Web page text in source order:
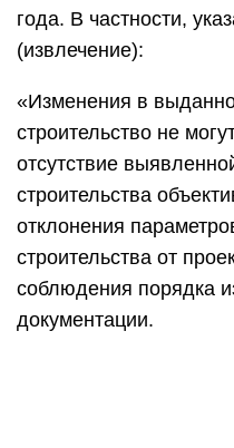
года. В частности,
(извлечение):
«Изменения в
строительство не
отсутствие
строительства
отклонения
строительства от
соблюдения порядка
документации.